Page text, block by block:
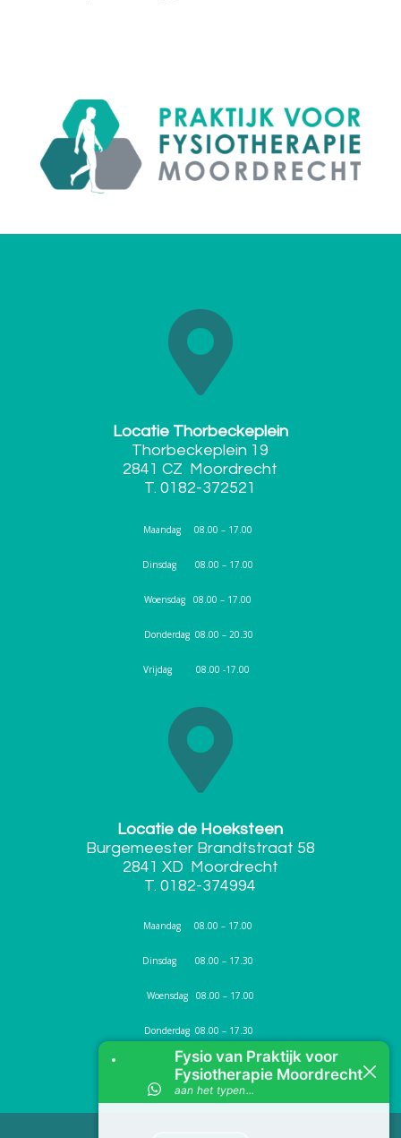

Locatie Thorbeckeplein
Thorbeckeplein 19
2841 CZ Moordrecht
T. 0182-372521
Maandag 08.00 – 17.00
Dinsdag 08.00 – 17.00
Woensdag 08.00 – 17.00
Donderdag 08.00 – 20.30
Vrijdag 08.00 -17.00

Locatie de Hoeksteen
Burgemeester Brandtstraat 58
2841 XD Moordrecht
T. 0182-374994
Maandag 08.00 – 17.00
Dinsdag 08.00 – 17.30
Woensdag 08.00 – 17.00
Donderdag 08.00 – 17.30